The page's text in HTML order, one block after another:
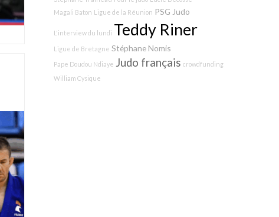
Magali Baton Ligue de la Réunion PSG Judo
L'interview du lundi Teddy Riner
Ligue de Bretagne Stéphane Nomis
Pape Doudou Ndiaye Judo français crowdfunding
William Cysique